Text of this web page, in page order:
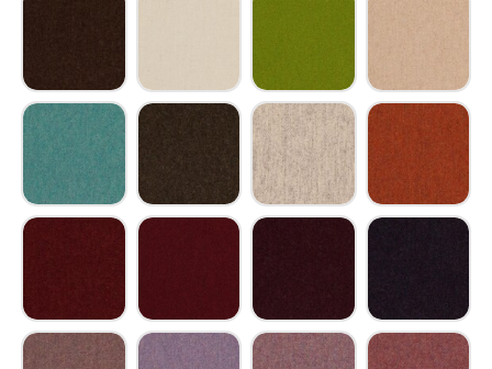
Wollfilzstoff dunkelbraunWollfilzstoff perlweißWollfilzstoff maigrünWollfilzstoff
Wollfilzstoff türkisblauWollfilzstoff schwarzolivWollfilzstoff lichtgrau
Wollfilzstoff
Wollfilzstoff rotviolettWollfilzstoff weinrotWollfilzstoff bordeauxviolett
Wollfilzstoff